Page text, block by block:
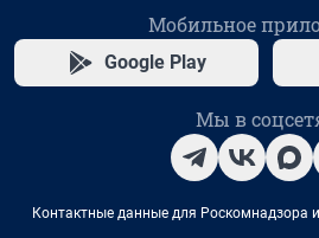
Мобильное
Google Play
Мы в
Контактные данные для Роскомнадзора